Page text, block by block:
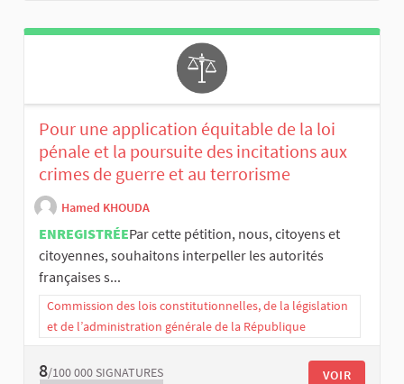
Pour une application équitable de la loi
pénale et la poursuite des incitations aux
crimes de guerre et au terrorisme
Hamed KHOUDA
ENREGISTRÉE​Par cette pétition, nous, citoyens et
citoyennes, souhaitons interpeller les autorités
françaises s...
Commission des lois constitutionnelles, de la législation
et de l’administration générale de la République
8/100 000 SIGNATURES VOIR